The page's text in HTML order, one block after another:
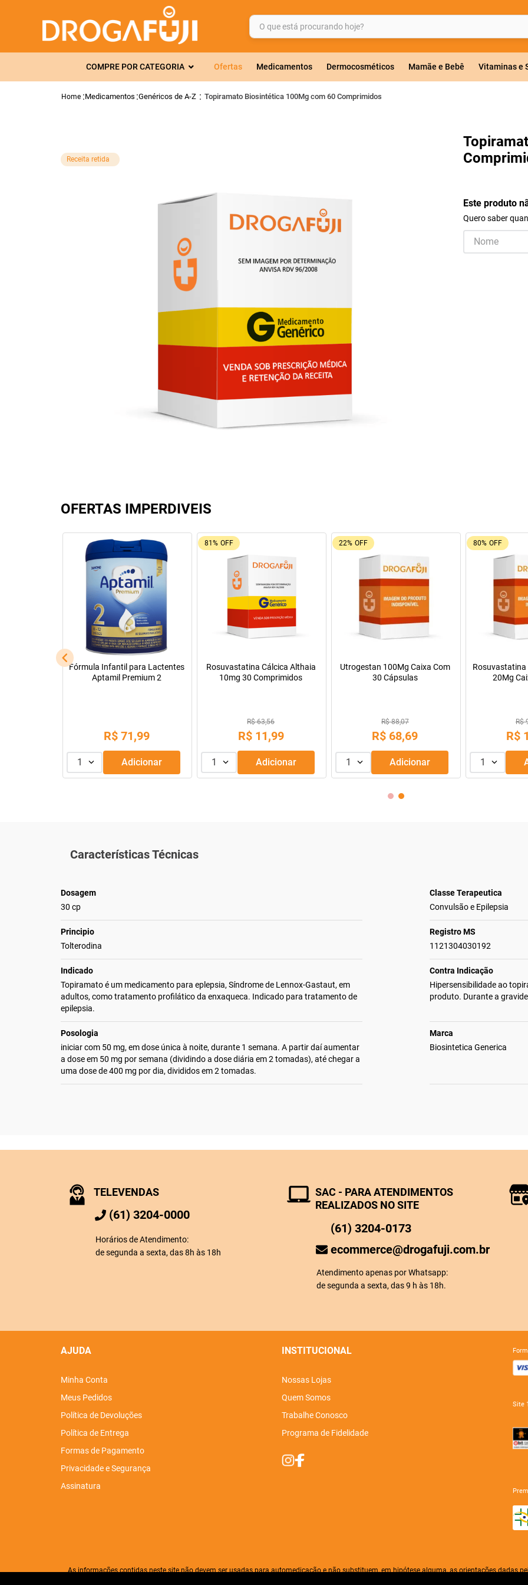
O que está procurando hoje?
COMPRE POR CATEGORIA Ofertas Medicamentos Dermocosméticos Mamãe e Bebê Vitaminas e
Medicamentos Genéricos de A-Z Topiramato Biosintética 100Mg com 60 Comprimidos
Receita retida
Este produto
Quero saber
OFERTAS IMPERDIVEIS
OFF
Tadalafila Ems 5mg 30
comprimidos revestidos
R$ 9,99
1 Adicionar
26% OFF
Leve + Pague -
Pregomin Fórmula Infantil para
Lactentes Pepti 400g
R$ 169,99
ou3x de R$ 56,66
1 Adicionar
9% OFF
Oferta do Mês
Máscara de Tratamento Lola
Cosmetics Morte Súbita 450g
R$ 43,99
R$ 39,99
1 Adicionar
Manitol 20%
R$
1
Características Técnicas
Dosagem
30 cp
Classe Terapeutica
Convulsão e Epilepsia
Principio
Tolterodina
Registro MS
1121304030192
Indicado
Topiramato é um medicamento para eplepsia, Síndrome de Lennox-Gastaut, em
adultos, como tratamento profilático da enxaqueca. Indicado para tratamento de
epilepsia.
Contra Indicação
Hipersensibilidade ao
produto. Durante a
Posologia
iniciar com 50 mg, em dose única à noite, durante 1 semana. A partir daí aumentar
a dose em 50 mg por semana (dividindo a dose diária em 2 tomadas), até chegar a
uma dose de 400 mg por dia, divididos em 2 tomadas.
Marca
Biosintetica Generica
TELEVENDAS
(61) 3204-0000
Horários de Atendimento:
de segunda a sexta, das 8h às 18h
SAC - PARA ATENDIMENTOS
REALIZADOS NO SITE
(61) 3204-0173
ecommerce@drogafuji.com.br
Atendimento apenas por Whatsapp:
de segunda a sexta, das 9 h às 18h.
AJUDA
Minha Conta
Meus Pedidos
Política de Devoluções
Política de Entrega
Formas de Pagamento
Privacidade e Segurança
Assinatura
INSTITUCIONAL
Nossas Lojas
Quem Somos
Trabalhe Conosco
Programa de Fidelidade
site
As informações contidas neste site não devem ser usadas para automedicação e não substituem, em hipótese alguma, as orientações dadas
TERMOS MAIS BUSCADOS
2 º
gelmax
7º
tadalafila